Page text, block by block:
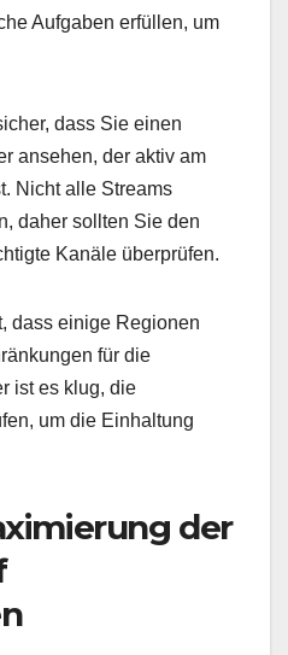
Aufgaben erfüllen, um
dass Sie einen
ansehen, der aktiv am
Nicht alle Streams
daher sollten Sie den
Kanäle überprüfen.
dass einige Regionen
für die
ist es klug, die
um die Einhaltung
der